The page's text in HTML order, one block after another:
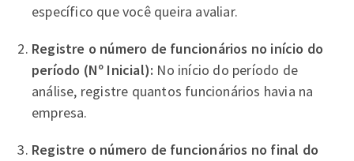
específico que você queira avaliar.
Registre o número de funcionários no início do
período (Nº Inicial): No início do período de
análise, registre quantos funcionários havia na
empresa.
Registre o número de funcionários no final do